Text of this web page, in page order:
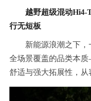
越野超级混动Hi4-
行无短板
新能源浪潮之下
全场景覆盖的品类本
舒适与强大拓展性，从